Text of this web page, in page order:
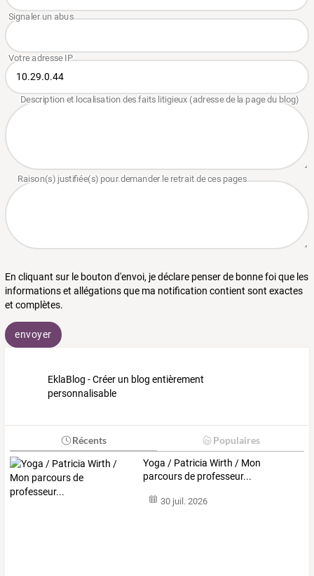
En cliquant sur le bouton d'envoi, je déclare penser de bonne foi que les
informations et allégations que ma notification contient sont exactes
et complètes.
envoyer
EklaBlog - Créer un blog entièrement
personnalisable
Récents Populaires
Yoga / Patricia Wirth / Mon
parcours de professeur...
30 juil. 2026